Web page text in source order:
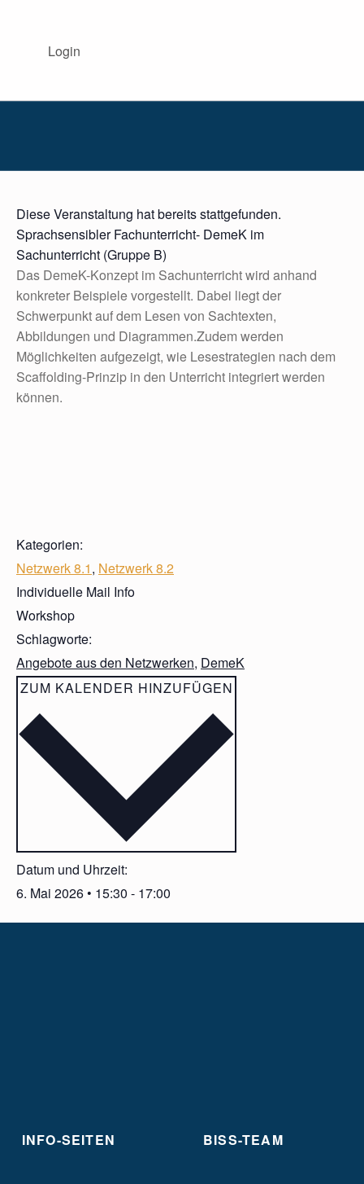
Login
Diese Veranstaltung hat bereits stattgefunden.
Sprachsensibler Fachunterricht- DemeK im
Sachunterricht (Gruppe B)
Das DemeK-Konzept im Sachunterricht wird anhand
konkreter Beispiele vorgestellt. Dabei liegt der
Schwerpunkt auf dem Lesen von Sachtexten,
Abbildungen und Diagrammen.Zudem werden
Möglichkeiten aufgezeigt, wie Lesestrategien nach dem
Scaffolding-Prinzip in den Unterricht integriert werden
können.
Kategorien:
Netzwerk 8.1, Netzwerk 8.2
Individuelle Mail Info
Workshop
Schlagworte:
Angebote aus den Netzwerken, DemeK
Datum und Uhrzeit:
6. Mai 2026• 15:30 - 17:00
INFO-SEITEN BISS-TEAM